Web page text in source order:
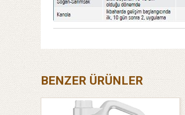
BENZER ÜRÜNLER